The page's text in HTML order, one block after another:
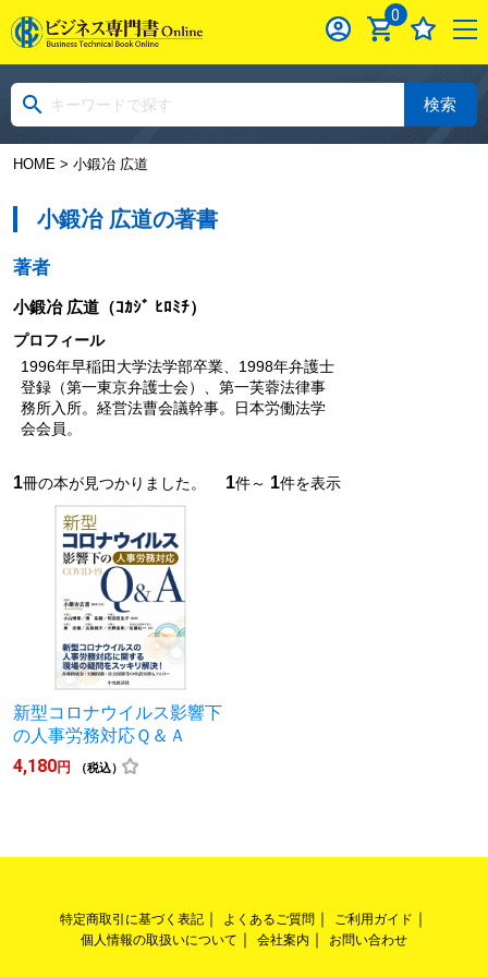
0
検索
HOME> 小鍛冶 広道
小鍛冶 広道の著書
著者
小鍛冶 広道（ｺｶｼﾞ ﾋﾛﾐﾁ）
プロフィール
1996年早稲田大学法学部卒業、1998年弁護士
登録（第一東京弁護士会）、第一芙蓉法律事
務所入所。経営法曹会議幹事。日本労働法学
会会員。
1冊の本が見つかりました。 1件～ 1件を表示
新型コロナウイルス影響下
の人事労務対応Ｑ＆Ａ
4,180円 （税込）
特定商取引に基づく表記 よくあるご質問
ご利用ガイド
個人情報の取扱いについて
会社案内 お問い合わせ